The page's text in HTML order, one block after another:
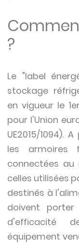
?
Le "label
stockage
en vigueur le
pour l'Union
UE2015/1094).
les armoires
connectées au
celles utilisées
destinés à
doivent
d'efficacité
équipement